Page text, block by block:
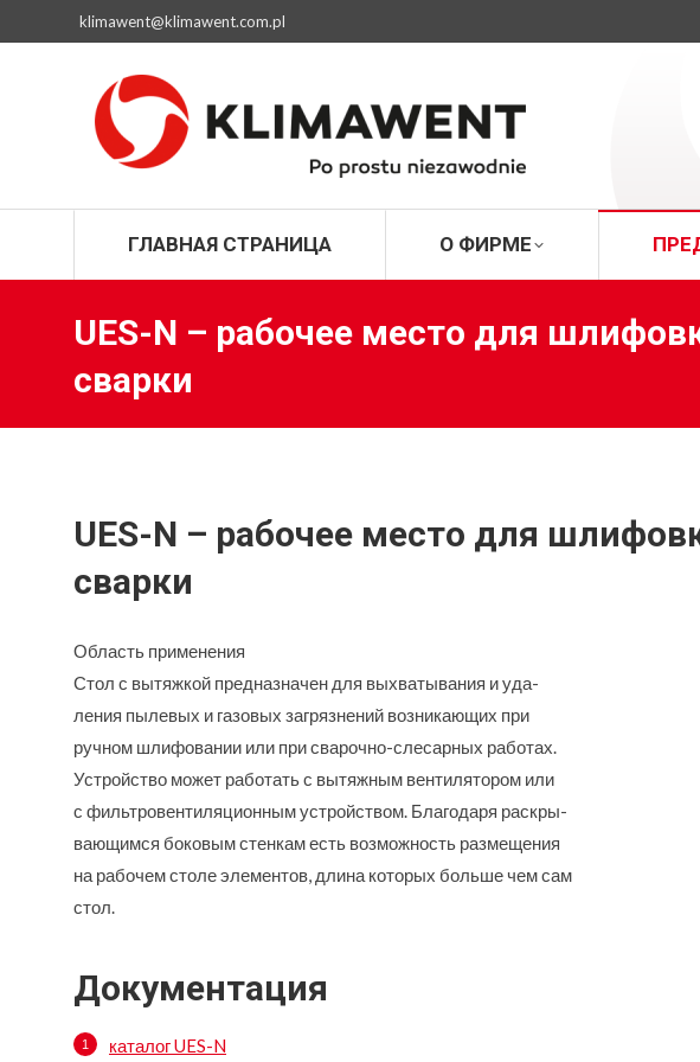
klimawent@klimawent.com.pl
ГЛАВНАЯ СТРАНИЦА О ФИРМЕ
UES-N – рабочее место для
сварки
UES-N – рабочее место для
сварки
Область применения
Стол с вытяжкой предназначен для выхватывания и уда-
ления пылевых и газовых загрязнений возникающих при
ручном шлифовании или при сварочно-слесарных работах.
Устройство может работать с вытяжным вентилятором или
с фильтровентиляционным устройством. Благодаря раскры-
вающимся боковым стенкам есть возможность размещения
на рабочем столе элементов, длина которых больше чем сам
стол.
Документация
каталог UES-N